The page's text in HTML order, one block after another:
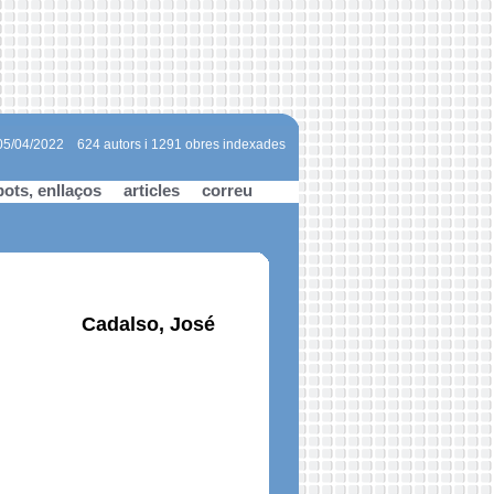
624 autors i 1291 obres indexades
04/2022
enllaços articles correu
Cadalso, José